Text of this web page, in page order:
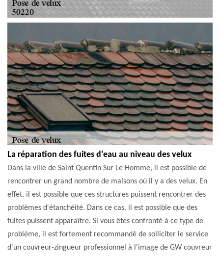
La réparation des fuites d'eau au niveau des velux
Dans la ville de Saint Quentin Sur Le Homme, il est possible de
rencontrer un grand nombre de maisons où il y a des velux. En
effet, il est possible que ces structures puissent rencontrer des
problèmes d'étanchéité. Dans ce cas, il est possible que des
fuites puissent apparaître. Si vous êtes confronté à ce type de
problème, il est fortement recommandé de solliciter le service
d'un couvreur-zingueur professionnel à l'image de GW couvreur